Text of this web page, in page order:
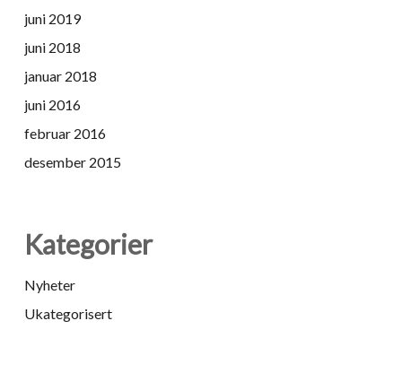
juni 2019
juni 2018
januar 2018
juni 2016
februar 2016
desember 2015
Kategorier
Nyheter
Ukategorisert